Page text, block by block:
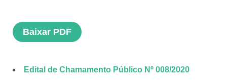
Baixar PDF
Edital de Chamamento Público Nº 008/2020